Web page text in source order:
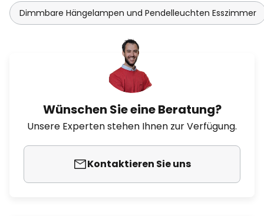
Dimmbare Hängelampen und Pendelleuchten Esszimmer
Wünschen Sie eine Beratung?
Unsere Experten stehen Ihnen zur Verfügung.
Kontaktieren Sie uns